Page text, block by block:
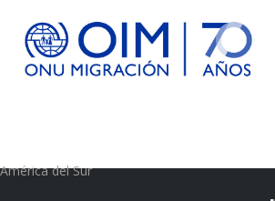
América del Sur